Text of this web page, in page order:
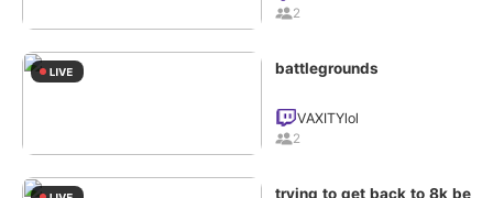
2
battlegrounds
VAXITYlol
2
trying to get back to 8k be